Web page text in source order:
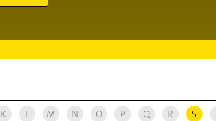
K L M N O P Q R S